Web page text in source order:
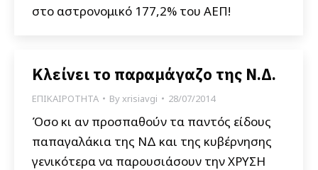
στο αστρονομικό 177,2% του ΑΕΠ!
Κλείνει το παραμάγαζο της Ν.Δ.
ΕΠΙΚΑΙΡΟΤΗΤΑ Byxrisiavgi 28/07/2014
Όσο κι αν προσπαθούν τα παντός είδους
παπαγαλάκια της ΝΔ και της κυβέρνησης
γενικότερα να παρουσιάσουν την ΧΡΥΣΗ